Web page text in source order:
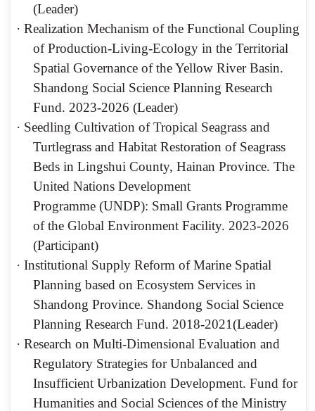
(Leader)
·Realization Mechanism of the Functional Coupling
of Production-Living-Ecology in the Territorial
Spatial Governance of the Yellow River Basin.
Shandong Social Science Planning Research
Fund. 2023-2026 (Leader)
· Seedling Cultivation of Tropical Seagrass and
Turtlegrass and Habitat Restoration of Seagrass
Beds in Lingshui County, Hainan Province.The
United Nations Development
Programme (UNDP): Small Grants Programme
of the Global Environment Facility. 2023-2026
(Participant)
·Institutional Supply Reform of Marine Spatial
Planning based on Ecosystem Services in
Shandong Province. Shandong Social Science
Planning Research Fund. 2018-2021(Leader)
·Research on Multi-Dimensional Evaluation and
Regulatory Strategies for Unbalanced and
Insufficient Urbanization Development. Fund for
Humanities and Social Sciences of the Ministry